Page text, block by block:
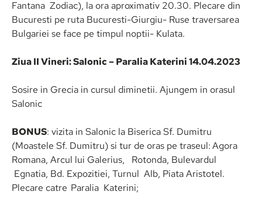
Fantana Zodiac), la ora aproximativ 20.30. Plecare din
Bucuresti pe ruta Bucuresti-Giurgiu- Ruse traversarea
Bulgariei se face pe timpul noptii- Kulata.
Ziua II Vineri:Salonic– Paralia Katerini 14.04.2023
Sosire in Grecia in cursul diminetii. Ajungem in orasul
Salonic
BONUS: vizita in Salonic la Biserica Sf. Dumitru
(Moastele Sf. Dumitru) si tur de oras pe traseul:Agora
Romana, Arcul lui Galerius, Rotonda, Bulevardul
Egnatia, Bd. Expozitiei, Turnul Alb, Piata Aristotel.
Plecare catre Paralia Katerini;